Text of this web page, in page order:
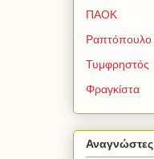
ΠΑΟΚ
Ραπτόπουλο
Τυμφρηστός
Φραγκίστα
Αναγνώστες